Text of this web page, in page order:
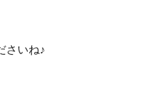
さいね♪